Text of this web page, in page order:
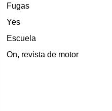
Fugas
Yes
Escuela
On, revista de motor